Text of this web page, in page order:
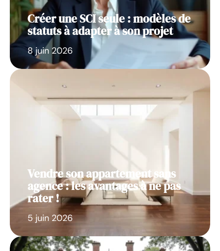
Créer une SCI seule : modèles de
statuts à adapter à son projet
8 juin 2026
Vendre son appartement sans
agence : les avantages à ne pas
rater !
5 juin 2026